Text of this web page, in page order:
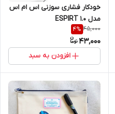
خودکار فشاری سوزنی اس ام اس
مدل ESPIRT 1.0
45,000
4%
43,000
افزودن به سبد